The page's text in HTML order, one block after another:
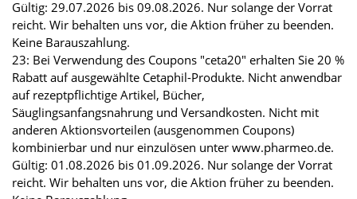
Gültig: 29.07.2026 bis 09.08.2026. Nur solange der Vorrat
reicht. Wir behalten uns vor, die Aktion früher zu beenden.
Keine Barauszahlung.
23: Bei Verwendung des Coupons "ceta20" erhalten Sie 20 %
Rabatt auf ausgewählte Cetaphil-Produkte. Nicht anwendbar
auf rezeptpflichtige Artikel, Bücher,
Säuglingsanfangsnahrung und Versandkosten. Nicht mit
anderen Aktionsvorteilen (ausgenommen Coupons)
kombinierbar und nur einzulösen unter www.pharmeo.de.
Gültig: 01.08.2026 bis 01.09.2026. Nur solange der Vorrat
reicht. Wir behalten uns vor, die Aktion früher zu beenden.